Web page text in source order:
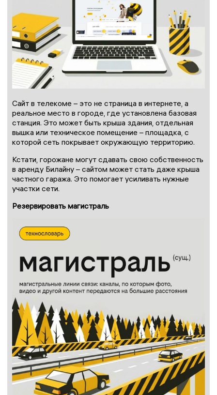
Сайт в телекоме – это не страница в интернете, а
реальное место в городе, где установлена базовая
станция. Это может быть крыша здания, отдельная
вышка или техническое помещение – площадка, с
которой сеть покрывает окружающую территорию.
Кстати, горожане могут сдавать свою собственность
в аренду Билайну – сайтом может стать даже крыша
частного гаража. Это помогает усиливать нужные
участки сети.
Резервировать магистраль